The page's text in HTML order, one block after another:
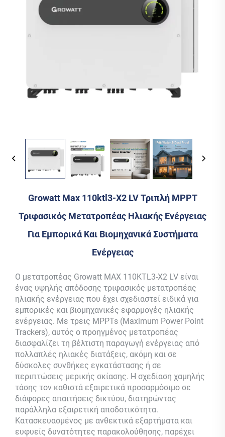
Growatt Max 110ktl3-X2 LV Τριπλή MPPT
Τριφασικός Μετατροπέας Ηλιακής Ενέργειας
Για Εμπορικά Και Βιομηχανικά Συστήματα
Ενέργειας
Ο μετατροπέας Growatt MAX 110KTL3-X2 LV είναι
ένας υψηλής απόδοσης τριφασικός μετατροπέας
ηλιακής ενέργειας που έχει σχεδιαστεί ειδικά για
εμπορικές και βιομηχανικές εφαρμογές ηλιακής
ενέργειας. Με τρεις MPPTs (Maximum Power Point
Trackers), αυτός ο προηγμένος μετατροπέας
διασφαλίζει τη βέλτιστη παραγωγή ενέργειας από
πολλαπλές ηλιακές διατάξεις, ακόμη και σε
δύσκολες συνθήκες εγκατάστασης ή σε
περιπτώσεις μερικής σκίασης. Η σχεδίαση χαμηλής
τάσης τον καθιστά εξαιρετικά προσαρμόσιμο σε
διάφορες απαιτήσεις δικτύου, διατηρώντας
παράλληλα εξαιρετική αποδοτικότητα.
Κατασκευασμένος με ανθεκτικά εξαρτήματα και
ευφυείς δυνατότητες παρακολούθησης, παρέχει